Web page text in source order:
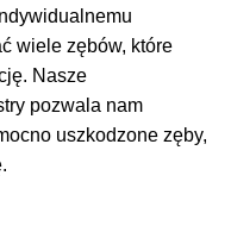
wiele zębów, które
Nasze
pozwala nam
uszkodzone zęby,